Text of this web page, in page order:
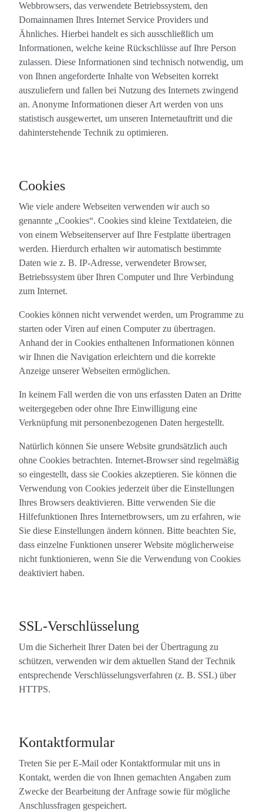
Webbrowsers, das verwendete Betriebssystem, den
Domainnamen Ihres Internet Service Providers und
Ähnliches. Hierbei handelt es sich ausschließlich um
Informationen, welche keine Rückschlüsse auf Ihre Person
zulassen. Diese Informationen sind technisch notwendig, um
von Ihnen angeforderte Inhalte von Webseiten korrekt
auszuliefern und fallen bei Nutzung des Internets zwingend
an. Anonyme Informationen dieser Art werden von uns
statistisch ausgewertet, um unseren Internetauftritt und die
dahinterstehende Technik zu optimieren.
Cookies
Wie viele andere Webseiten verwenden wir auch so
genannte „Cookies“. Cookies sind kleine Textdateien, die
von einem Webseitenserver auf Ihre Festplatte übertragen
werden. Hierdurch erhalten wir automatisch bestimmte
Daten wie z. B. IP-Adresse, verwendeter Browser,
Betriebssystem über Ihren Computer und Ihre Verbindung
zum Internet.
Cookies können nicht verwendet werden, um Programme zu
starten oder Viren auf einen Computer zu übertragen.
Anhand der in Cookies enthaltenen Informationen können
wir Ihnen die Navigation erleichtern und die korrekte
Anzeige unserer Webseiten ermöglichen.
In keinem Fall werden die von uns erfassten Daten an Dritte
weitergegeben oder ohne Ihre Einwilligung eine
Verknüpfung mit personenbezogenen Daten hergestellt.
Natürlich können Sie unsere Website grundsätzlich auch
ohne Cookies betrachten. Internet-Browser sind regelmäßig
so eingestellt, dass sie Cookies akzeptieren. Sie können die
Verwendung von Cookies jederzeit über die Einstellungen
Ihres Browsers deaktivieren. Bitte verwenden Sie die
Hilfefunktionen Ihres Internetbrowsers, um zu erfahren, wie
Sie diese Einstellungen ändern können. Bitte beachten Sie,
dass einzelne Funktionen unserer Website möglicherweise
nicht funktionieren, wenn Sie die Verwendung von Cookies
deaktiviert haben.
SSL-Verschlüsselung
Um die Sicherheit Ihrer Daten bei der Übertragung zu
schützen, verwenden wir dem aktuellen Stand der Technik
entsprechende Verschlüsselungsverfahren (z. B. SSL) über
HTTPS.
Kontaktformular
Treten Sie per E-Mail oder Kontaktformular mit uns in
Kontakt, werden die von Ihnen gemachten Angaben zum
Zwecke der Bearbeitung der Anfrage sowie für mögliche
Anschlussfragen gespeichert.